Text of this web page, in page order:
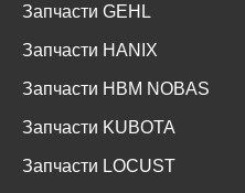
Запчасти GEHL
Запчасти HANIX
Запчасти HBM NOBAS
Запчасти KUBOTA
Запчасти LOCUST